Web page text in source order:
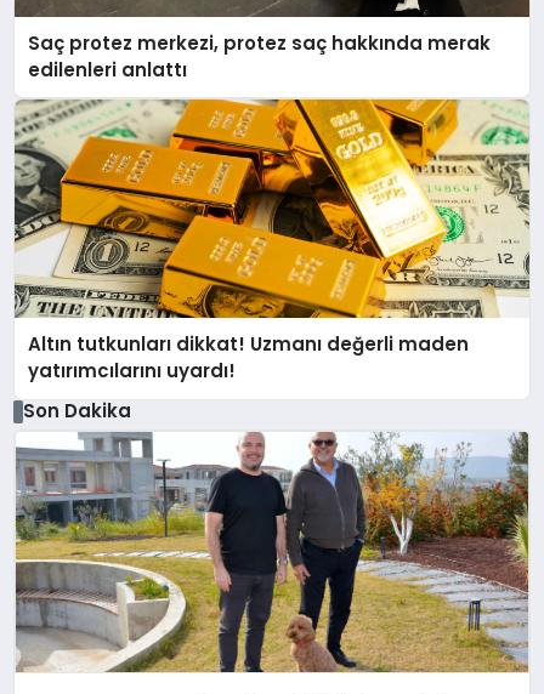
Saç protez merkezi, protez saç hakkında merak
edilenleri anlattı
Altın tutkunları dikkat! Uzmanı değerli maden
yatırımcılarını uyardı!
Son Dakika